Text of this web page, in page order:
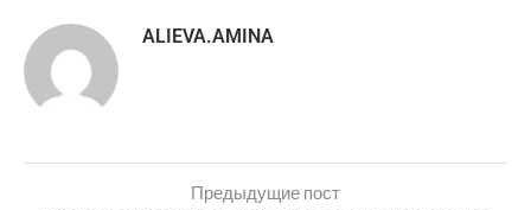
ALIEVA.AMINA
Предыдущие пост